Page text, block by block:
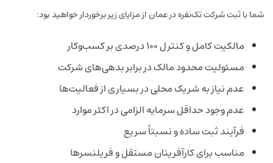
شما با ثبت شرکت تک‌نفره در عمان از مزایای زیر برخوردار خواهید بود:
مالکیت کامل و کنترل ۱۰۰ درصدی بر کسب‌وکار
مسئولیت محدود مالک در برابر بدهی‌های شرکت
عدم نیاز به شریک محلی در بسیاری از فعالیت‌ها
عدم وجود حداقل سرمایه الزامی در اکثر موارد
فرآیند ثبت ساده و نسبتاً سریع
مناسب برای کارآفرینان مستقل و فریلنسرها